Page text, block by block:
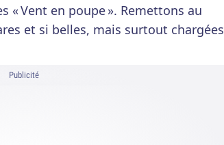
« Vent en poupe ». Remettons au
et si belles, mais surtout chargées
Publicité